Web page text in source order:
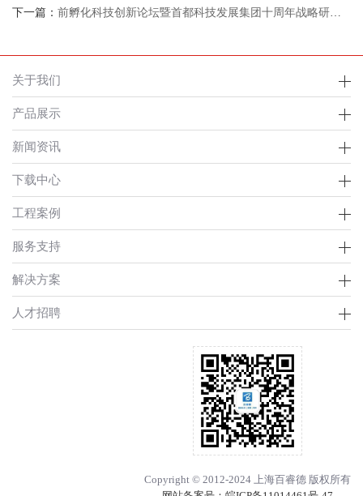
下一篇： 前孵化科技创新论坛暨首都科技发展集团十周年战略研讨会在京举办
关于我们
产品展示
新闻资讯
下载中心
工程案例
服务支持
解决方案
人才招聘
Copyright © 2012-2024 上海百睿德 版权所有